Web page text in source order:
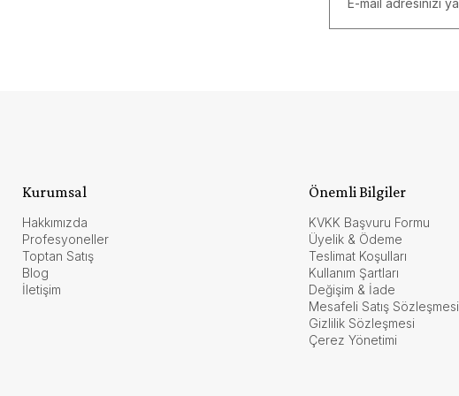
Kurumsal
Hakkımızda
Profesyoneller
Toptan Satış
Blog
İletişim
Önemli Bilgiler
KVKK Başvuru Formu
Üyelik & Ödeme
Teslimat Koşulları
Kullanım Şartları
Değişim & İade
Mesafeli Satış Sözleşmesi
Gizlilik Sözleşmesi
Çerez Yönetimi